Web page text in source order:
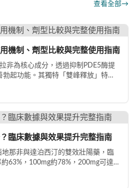
查看全部→
機制、劑型比較與完整使用指南
非為核心成分，透過抑制PDE5酶提
起功能。其獨特「雙峰釋放」特性
士規格。
臨床數據與效果提升完整指南
那非與達泊西汀的雙效壯陽藥，臨
63%，100mg約78%，200mg可達